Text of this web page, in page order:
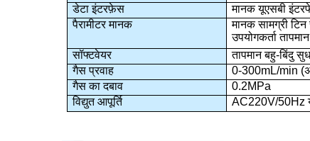
डेटा इंटरफ़ेस
मानक यूएसबी
पैरामीटर मानक
मानक सामग्री
उपयोगकर्ता
सॉफ्टवेयर
तापमान बहु-बिंदु
गैस प्रवाह
0-300mL/min
गैस का दबाव
0.2MPa
विद्युत आपूर्ति
AC220V/50Hz